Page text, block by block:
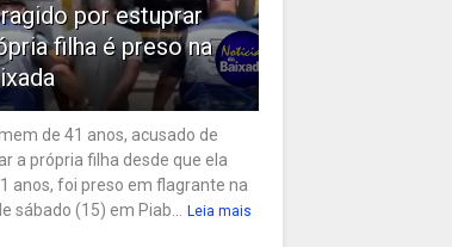
por estuprar
filha é preso na
de 41 anos, acusado de
a própria filha desde que ela
anos, foi preso em flagrante na
sábado (15) em Piab... Leia mais